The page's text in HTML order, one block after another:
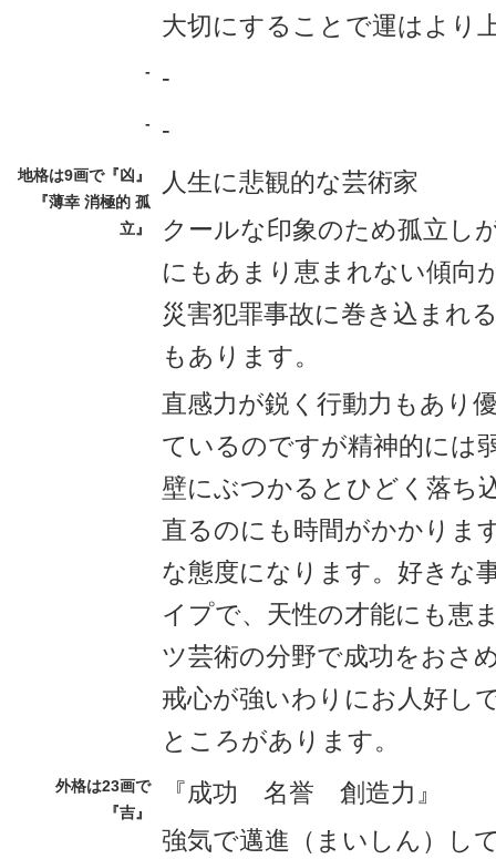
大切にすることで運はより
- -
- -
地格は9画で『凶』
『薄幸 消極的 孤
立』
人生に悲観的な芸術家
クールな印象のため孤立し
にもあまり恵まれない傾向
災害犯罪事故に巻き込まれ
もあります。
直感力が鋭く行動力もあり
ているのですが精神的には
壁にぶつかるとひどく落ち
直るのにも時間がかかりま
な態度になります。好きな
イプで、天性の才能にも恵
ツ芸術の分野で成功をおさ
戒心が強いわりにお人好し
ところがあります。
外格は23画で
『吉』
『成功 名誉 創造力』
強気で邁進（まいしん）し